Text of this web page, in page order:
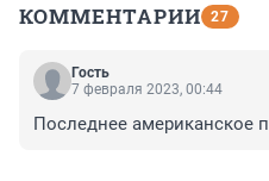
КОММЕНТАРИИ 27
Гость
7 февраля 2023, 00:44
Последнее американское